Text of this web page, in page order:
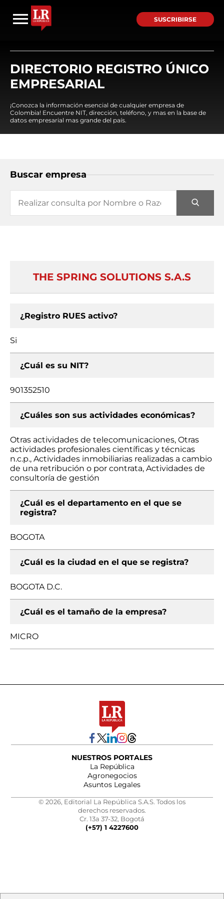
SUSCRIBIRSE
DIRECTORIO REGISTRO ÚNICO
EMPRESARIAL
¡Conozca la información esencial de cualquier empresa de
Colombia! Encuentre NIT, dirección, teléfono, y mas en la base de
datos empresarial mas grande del país.
Buscar empresa
THE SPRING SOLUTIONS S.A.S
¿Registro RUES activo?
Si
¿Cuál es su NIT?
901352510
¿Cuáles son sus actividades económicas?
Otras actividades de telecomunicaciones, Otras
actividades profesionales científicas y técnicas
n.c.p., Actividades inmobiliarias realizadas a cambio
de una retribución o por contrata, Actividades de
consultoría de gestión
¿Cuál es el departamento en el que se
registra?
BOGOTA
¿Cuál es la ciudad en el que se registra?
BOGOTA D.C.
¿Cuál es el tamaño de la empresa?
MICRO
NUESTROS PORTALES
La República
Agronegocios
Asuntos Legales
© 2026, Editorial La República S.A.S. Todos los
derechos reservados.
Cr. 13a 37-32, Bogotá
(+57) 1 4227600